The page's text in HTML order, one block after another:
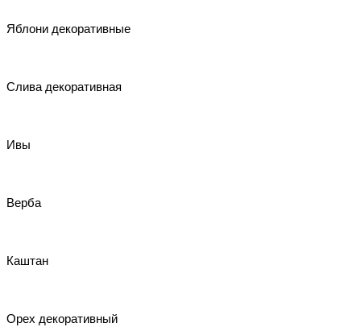
Яблони декоративные
Слива декоративная
Ивы
Верба
Каштан
Орех декоративный